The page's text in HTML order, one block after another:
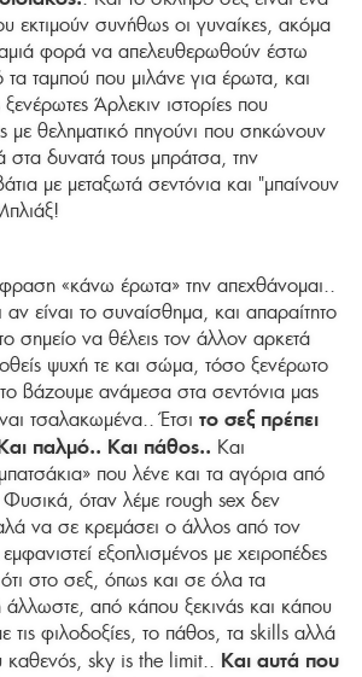
εκτιμούν συνήθως οι γυναίκες, ακόμα
φορά να απελευθερωθούν έστω
ταμπού που μιλάνε για έρωτα, και
ξενέρωτες Άρλεκιν ιστορίες που
με θεληματικό πηγούνι που σηκώνουν
στα δυνατά τους μπράτσα, την
με μεταξωτά σεντόνια και "μπαίνουν
«κάνω έρωτα» την απεχθάνομαι..
είναι το συναίσθημα, και απαραίτητο
σημείο να θέλεις τον άλλον αρκετά
ψυχή τε και σώμα, τόσο ξενέρωτο
βάζουμε ανάμεσα στα σεντόνια μας
τσαλακωμένα.. Έτσι το σεξ πρέπει
παλμό.. Και πάθος.. Και
που λένε και τα αγόρια από
όταν λέμε rough sex δεν
να σε κρεμάσει ο άλλος από τον
εξοπλισμένος με χειροπέδες
στο σεξ, όπως και σε όλα τα
από κάπου ξεκινάς και κάπου
τις φιλοδοξίες, το πάθος, τα skills αλλά
καθενός, sky is the limit.. Και αυτά που